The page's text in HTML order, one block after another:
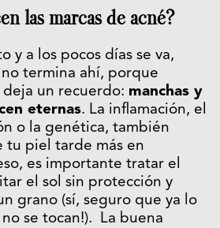
las marcas de acné?
y a los pocos días se va,
termina ahí, porque
deja un recuerdo: manchas y
eternas. La inflamación, el
o la genética, también
tu piel tarde más en
es importante tratar el
el sol sin protección y
grano (sí, seguro que ya lo
no se tocan!). La buena